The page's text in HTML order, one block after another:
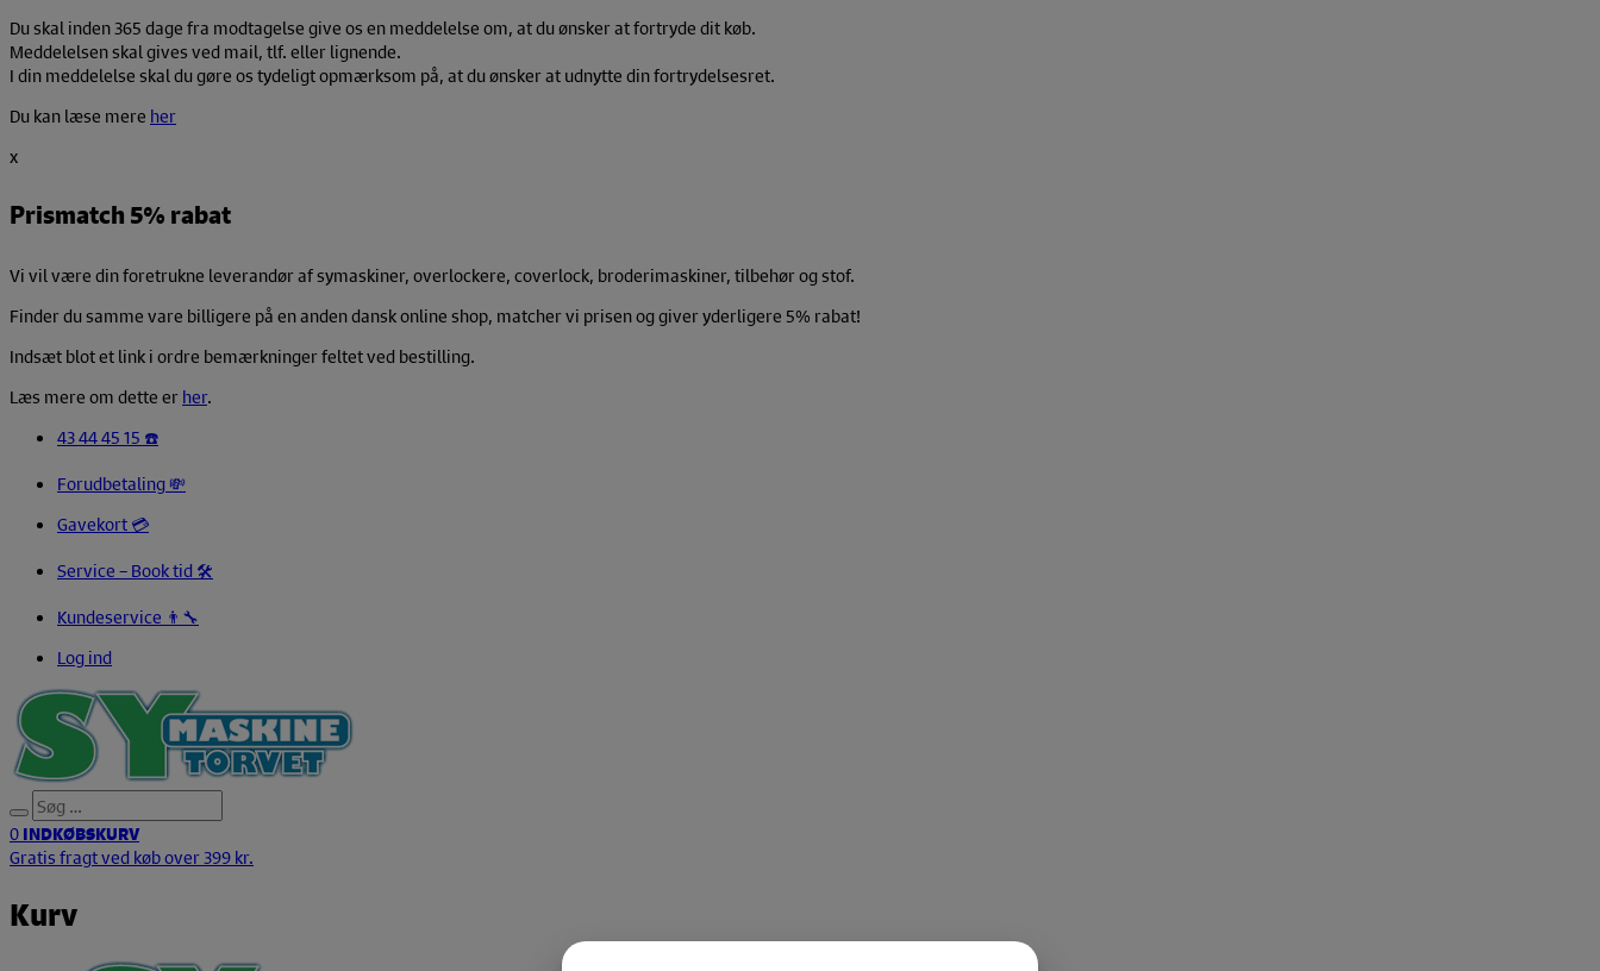
Du skal inden 365 dage fra modtagelse give os en meddelelse om, at du ønsker at fortryde dit køb.
Meddelelsen skal gives ved mail, tlf. eller lignende.
I din meddelelse skal du gøre os tydeligt opmærksom på, at du ønsker at udnytte din fortrydelsesret.
Du kan læse mere her
x
Prismatch 5% rabat
Vi vil være din foretrukne leverandør af symaskiner, overlockere, coverlock, broderimaskiner, tilbehør og stof.
Finder du samme vare billigere på en anden dansk online shop, matcher vi prisen og giver yderligere 5% rabat!
Indsæt blot et link i ordre bemærkninger feltet ved bestilling.
Læs mere om dette er her.
43 44 45 15 ☎️
Forudbetaling 💸
Gavekort 💳
Service – Book tid 🛠️
Kundeservice 👨‍🔧
Log ind
0 INDKØBSKURV
Gratis fragt ved køb over 399 kr.
Kurv